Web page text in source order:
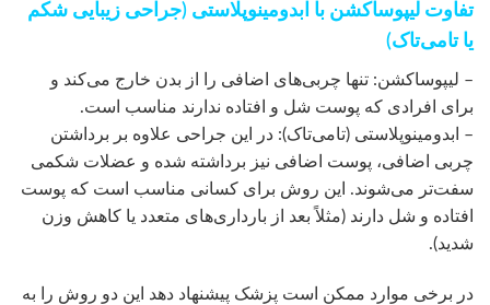
تفاوت لیپوساکشن با ابدومینوپلاستی (جراحی زیبایی شکم
یا تامی‌تاک)
– لیپوساکشن: تنها چربی‌های اضافی را از بدن خارج می‌کند و
برای افرادی که پوست شل و افتاده ندارند مناسب است.
– ابدومینوپلاستی (تامی‌تاک): در این جراحی علاوه بر برداشتن
چربی اضافی، پوست اضافی نیز برداشته شده و عضلات شکمی
سفت‌تر می‌شوند. این روش برای کسانی مناسب است که پوست
افتاده و شل دارند (مثلاً بعد از بارداری‌های متعدد یا کاهش وزن
شدید).
در برخی موارد ممکن است پزشک پیشنهاد دهد این دو روش را به